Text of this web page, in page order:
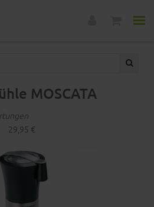
MOSCATA
29,95 €